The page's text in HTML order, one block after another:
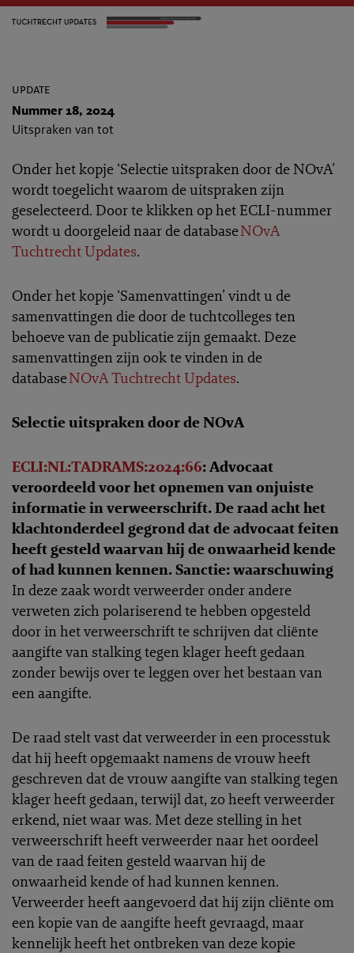
update
Nummer 18, 2024
Uitspraken van tot
Onder het kopje ‘Selectie uitspraken door de NOvA’
wordt toegelicht waarom de uitspraken zijn
geselecteerd. Door te klikken op het ECLI-nummer
wordt u doorgeleid naar de databaseNOvA
Tuchtrecht Updates.
Onder het kopje ‘Samenvattingen’ vindt u de
samenvattingen die door de tuchtcolleges ten
behoeve van de publicatie zijn gemaakt. Deze
samenvattingen zijn ook te vinden in de
databaseNOvA Tuchtrecht Updates.
Selectie uitspraken door de NOvA
ECLI:NL:TADRAMS:2024:66: Advocaat
veroordeeld voor het opnemen van onjuiste
informatie in verweerschrift. De raad acht het
klachtonderdeel gegrond dat de advocaat feiten
heeft gesteld waarvan hij de onwaarheid kende
of had kunnen kennen. Sanctie: waarschuwing
In deze zaak wordt verweerder onder andere
verweten zich polariserend te hebben opgesteld
door in het verweerschrift te schrijven dat cliënte
aangifte van stalking tegen klager heeft gedaan
zonder bewijs over te leggen over het bestaan van
een aangifte.
De raad stelt vast dat verweerder in een processtuk
dat hij heeft opgemaakt namens de vrouw heeft
geschreven dat de vrouw aangifte van stalking tegen
klager heeft gedaan, terwijl dat, zo heeft verweerder
erkend, niet waar was. Met deze stelling in het
verweerschrift heeft verweerder naar het oordeel
van de raad feiten gesteld waarvan hij de
onwaarheid kende of had kunnen kennen.
Verweerder heeft aangevoerd dat hij zijn cliënte om
een kopie van de aangifte heeft gevraagd, maar
kennelijk heeft het ontbreken van deze kopie